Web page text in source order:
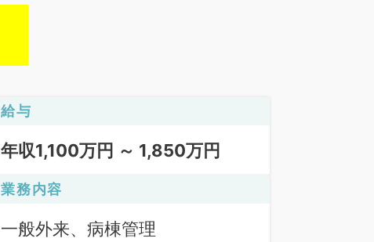
給与
年収1,100万円 ～ 1,850万円
業務内容
一般外来、病棟管理